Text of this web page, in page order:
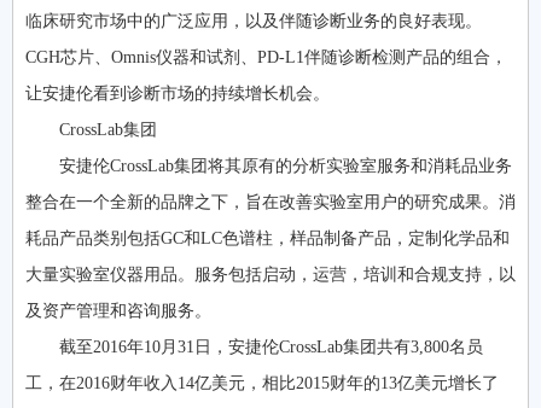
临床研究市场中的广泛应用，以及伴随诊断业务的良好表现。
CGH芯片、Omnis仪器和试剂、PD-L1伴随诊断检测产品的组合，
让安捷伦看到诊断市场的持续增长机会。
CrossLab集团
安捷伦CrossLab集团将其原有的分析实验室服务和消耗品业务
整合在一个全新的品牌之下，旨在改善实验室用户的研究成果。消
耗品产品类别包括GC和LC色谱柱，样品制备产品，定制化学品和
大量实验室仪器用品。服务包括启动，运营，培训和合规支持，以
及资产管理和咨询服务。
截至2016年10月31日，安捷伦CrossLab集团共有3,800名员
工，在2016财年收入14亿美元，相比2015财年的13亿美元增长了